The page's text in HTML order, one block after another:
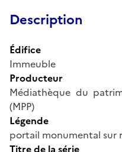
Description
Édifice
Immeuble
Producteur
Médiathèque du
(MPP)
Légende
portail monumental sur
Titre de la série